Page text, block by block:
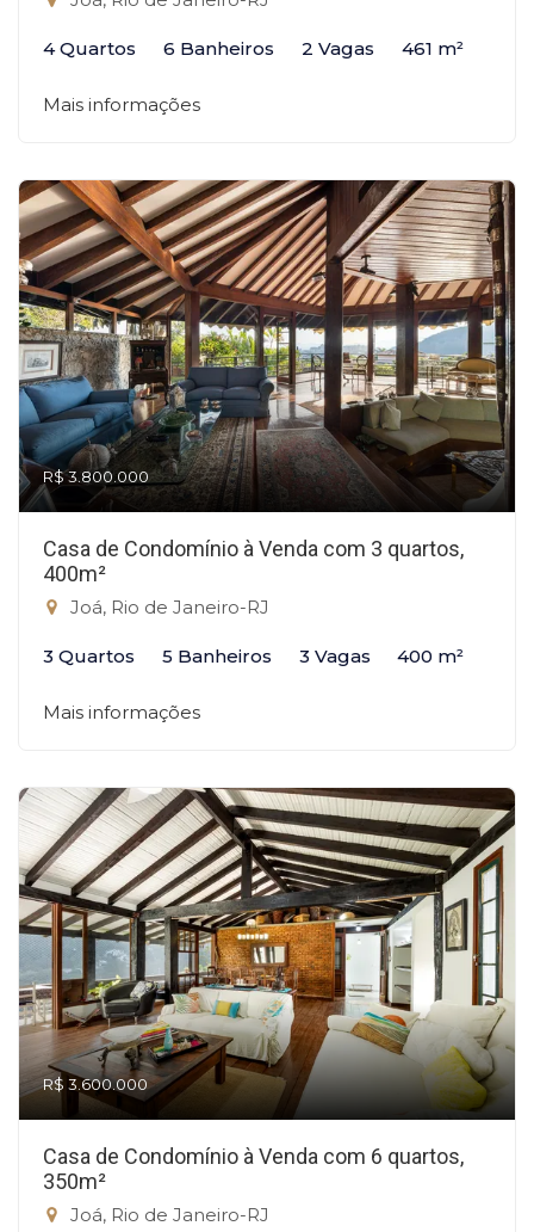
4 Quartos 6 Banheiros 2 Vagas 461 m²
Mais informações
R$ 3.800.000
Casa de Condomínio à Venda com 3 quartos,
400m²
Joá, Rio de Janeiro-RJ
3 Quartos 5 Banheiros 3 Vagas 400 m²
Mais informações
R$ 3.600.000
Casa de Condomínio à Venda com 6 quartos,
350m²
Joá, Rio de Janeiro-RJ